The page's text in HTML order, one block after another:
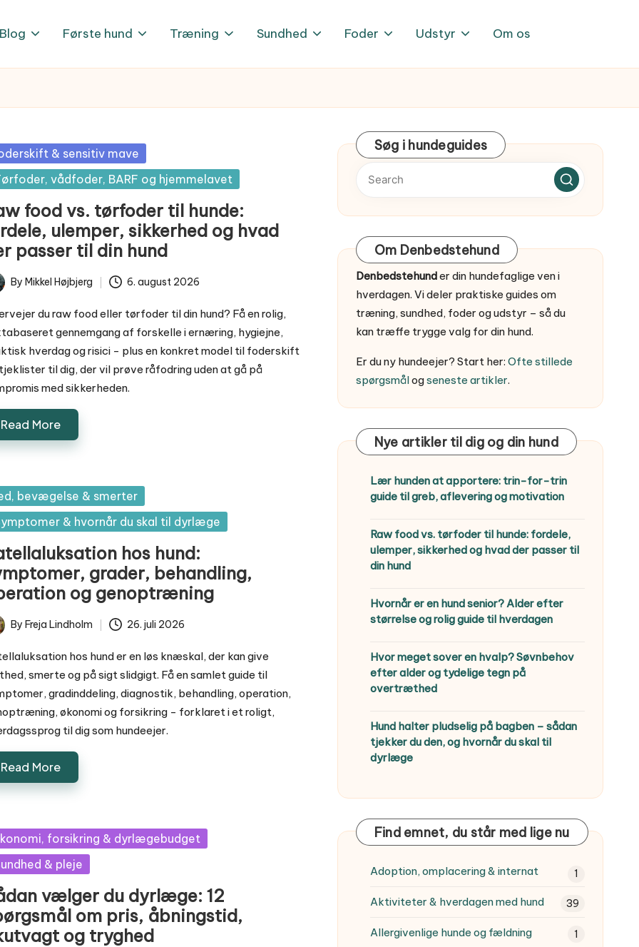
Blog Første hund Træning Sundhed Foder Udstyr Om os
& sensitiv mave
vådfoder, BARF og hjemmelavet
food vs. tørfoder til hunde:
ulemper, sikkerhed og hvad
passer til din hund
By Mikkel Højbjerg 6. august 2026
du raw food eller tørfoder til din hund? Få en rolig,
gennemgang af forskelle i ernæring, hygiejne,
hverdag og risici - plus en konkret model til foderskift
til dig, der vil prøve råfodring uden at gå på
med sikkerheden.
Read More
bevægelse & smerter
& hvornår du skal til dyrlæge
hos hund:
grader, behandling,
og genoptræning
By Freja Lindholm 26. juli 2026
hos hund er en løs knæskal, der kan give
smerte og på sigt slidgigt. Få en samlet guide til
gradinddeling, diagnostik, behandling, operation,
økonomi og forsikring - forklaret i et roligt,
til dig som hundeejer.
Read More
forsikring & dyrlægebudget
& pleje
vælger du dyrlæge: 12
om pris, åbningstid,
og tryghed
Søg i hundeguides
Om Denbedstehund
Denbedstehunder din hundefaglige ven i
hverdagen. Vi deler praktiske guides om
træning, sundhed, foder og udstyr – så du
kan træffe trygge valg for din hund.
Er du ny hundeejer? Start her: Ofte stillede
spørgsmålogseneste artikler.
Nye artikler til dig og din hund
Lær hunden at apportere: trin-for-trin
guide til greb, aflevering og motivation
Raw food vs. tørfoder til hunde: fordele,
ulemper, sikkerhed og hvad der passer til
din hund
Hvornår er en hund senior? Alder efter
størrelse og rolig guide til hverdagen
Hvor meget sover en hvalp? Søvnbehov
efter alder og tydelige tegn på
overtræthed
Hund halter pludselig på bagben – sådan
tjekker du den, og hvornår du skal til
dyrlæge
Find emnet, du står med lige nu
Adoption, omplacering & internat 1
Aktiviteter & hverdagen med hund 39
Allergivenlige hunde og fældning 1